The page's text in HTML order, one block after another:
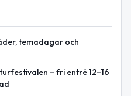
temadagar och
– fri entré 12–16